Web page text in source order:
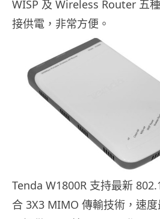
WISP 及 Wireless Router 五
接供電，非常方便。
Tenda W1800R 支持最新
合 3X3 MIMO 傳輸技術，速度